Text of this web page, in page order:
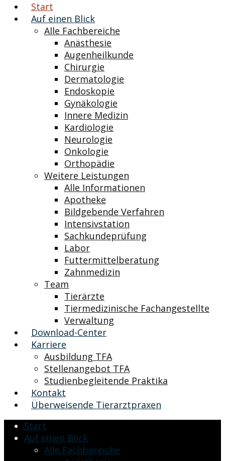
Start
Auf einen Blick
Alle Fachbereiche
Anästhesie
Augenheilkunde
Chirurgie
Dermatologie
Endoskopie
Gynäkologie
Innere Medizin
Kardiologie
Neurologie
Onkologie
Orthopädie
Weitere Leistungen
Alle Informationen
Apotheke
Bildgebende Verfahren
Intensivstation
Sachkundeprüfung
Labor
Futtermittelberatung
Zahnmedizin
Team
Tierärzte
Tiermedizinische Fachangestellte
Verwaltung
Download-Center
Karriere
Ausbildung TFA
Stellenangebot TFA
Studienbegleitende Praktika
Kontakt
Überweisende Tierarztpraxen
Start
Auf einen Blick
Alle Fachbereiche